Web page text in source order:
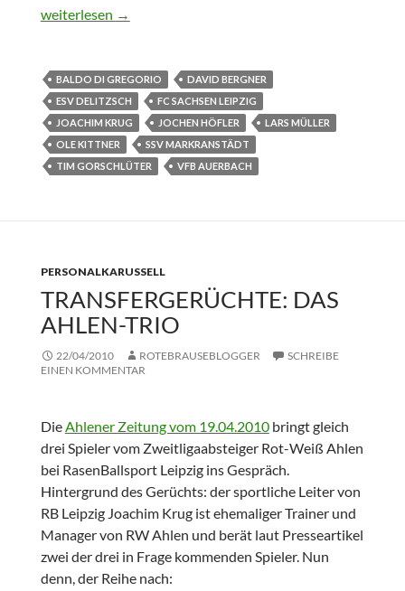
Throwback KW 16
weiterlesen →
BALDO DI GREGORIO
DAVID BERGNER
ESV DELITZSCH
FC SACHSEN LEIPZIG
JOACHIM KRUG
JOCHEN HÖFLER
LARS MÜLLER
OLE KITTNER
SSV MARKRANSTÄDT
TIM GORSCHLÜTER
VFB AUERBACH
PERSONALKARUSSELL
TRANSFERGERÜCHTE: DAS
AHLEN-TRIO
22/04/2010 ROTEBRAUSEBLOGGER
SCHREIBE
EINEN KOMMENTAR
DieAhlener Zeitung vom 19.04.2010bringt gleich
drei Spieler vom Zweitligaabsteiger Rot-Weiß Ahlen
bei RasenBallsport Leipzig ins Gespräch.
Hintergrund des Gerüchts: der sportliche Leiter von
RB Leipzig Joachim Krug ist ehemaliger Trainer und
Manager von RW Ahlen und berät laut Presseartikel
zwei der drei in Frage kommenden Spieler. Nun
denn, der Reihe nach: